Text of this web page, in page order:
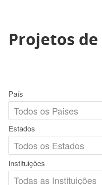
Projetos de
País
Estados
Instituições